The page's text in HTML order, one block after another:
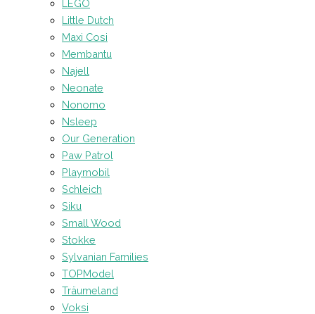
LEGO
Little Dutch
Maxi Cosi
Membantu
Najell
Neonate
Nonomo
Nsleep
Our Generation
Paw Patrol
Playmobil
Schleich
Siku
Small Wood
Stokke
Sylvanian Families
TOPModel
Träumeland
Voksi